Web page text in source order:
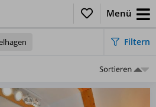
Menü
Filtern